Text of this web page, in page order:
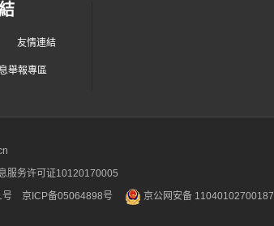
友情連結
舉報專區
服务许可证10120170005
号 京ICP备05064898号 京公网安备